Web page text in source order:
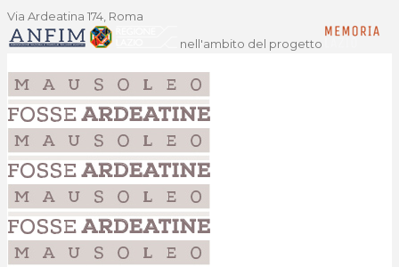
Via Ardeatina 174, Roma
nell'ambito del progetto